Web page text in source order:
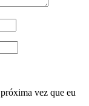
vez que eu